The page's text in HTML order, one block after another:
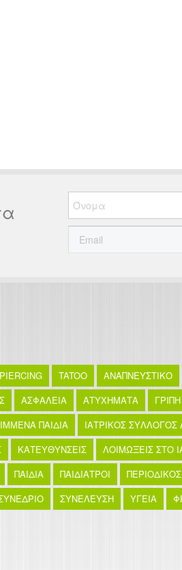
PIERCING TATOO ΑΝΑΠΝΕΥΣΤΙΚΟ
ΑΣΦΑΛΕΙΑ ΑΤΥΧΗΜΑΤΑ ΓΡΙΠΗ
ΠΑΙΔΙΑ
ΙΑΤΡΙΚΟΣ
ΚΑΤΕΥΘΥΝΣΕΙΣ ΛΟΙΜΩΞΕΙΣ ΣΤΟ
ΠΑΙΔΙΑ ΠΑΙΔΙΑΤΡΟΙ
ΣΥΝΕΛΕΥΣΗ ΥΓΕΙΑ